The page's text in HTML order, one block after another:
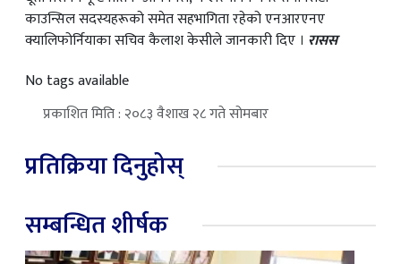
काउन्सिल सदस्यहरूको समेत सहभागिता रहेको एनआरएनए
क्यालिफोर्नियाका सचिव कैलाश केसीले जानकारी दिए । रासस
No tags available
प्रकाशित मिति : २०८३ वैशाख २८ गते सोमबार
प्रतिक्रिया दिनुहोस्
सम्बन्धित शीर्षक